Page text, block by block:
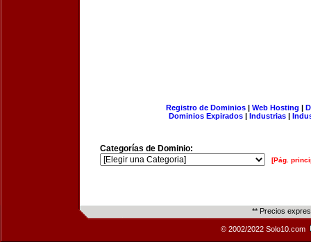
Registro de Dominios| Web Hosting |
Dominios Expirados | Industrias |
Categorías de Dominio:
[Pág.
** Precios
© 2002/2022 Solo10.com